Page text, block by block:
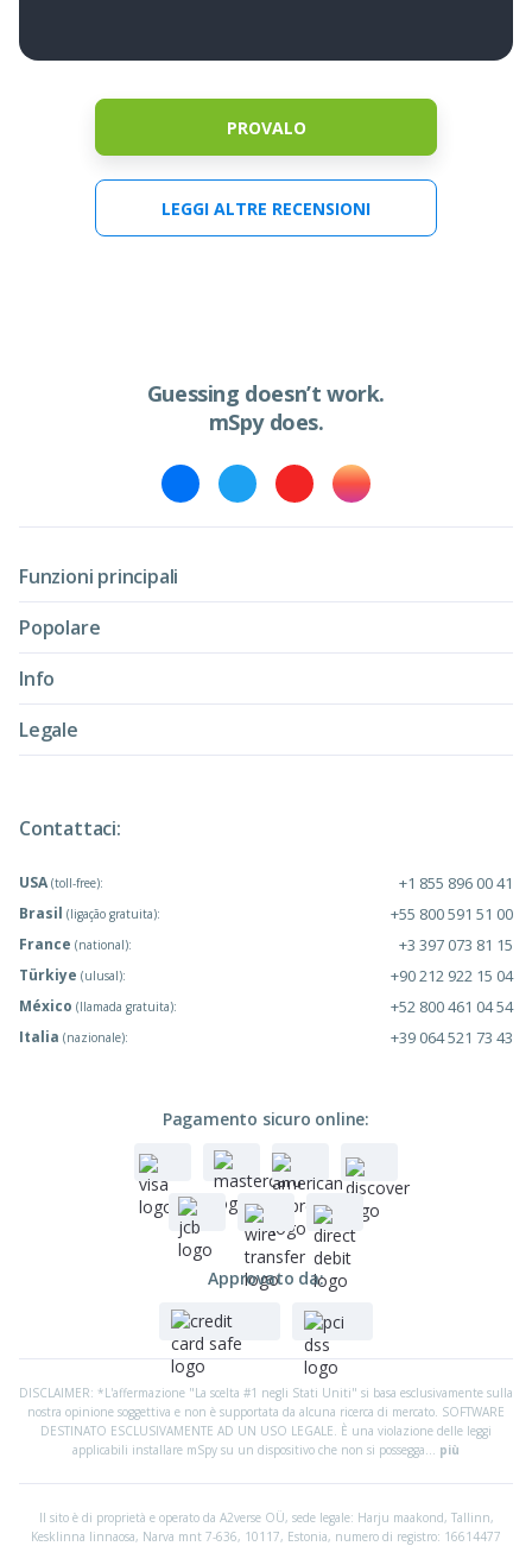
PROVALO
LEGGI ALTRE RECENSIONI
Guessing doesn’t work.
mSpy does.
Funzioni principali
Popolare
Info
Legale
Contattaci:
USA (toll-free): +1 855 896 00 41
Brasil (ligação gratuita): +55 800 591 51 00
France (national): +3 397 073 81 15
Türkiye (ulusal): +90 212 922 15 04
México (llamada gratuita): +52 800 461 04 54
Italia (nazionale): +39 064 521 73 43
Pagamento sicuro online:
Approvato da:
DISCLAIMER: *L'affermazione "La scelta #1 negli Stati Uniti" si basa esclusivamente sulla
nostra opinione soggettiva e non è supportata da alcuna ricerca di mercato. SOFTWARE
DESTINATO ESCLUSIVAMENTE AD UN USO LEGALE. È una violazione delle leggi
applicabili installare mSpy su un dispositivo che non si possegga... più
Il sito è di proprietà e operato da A2verse OÜ, sede legale: Harju maakond, Tallinn,
Kesklinna linnaosa, Narva mnt 7-636, 10117, Estonia, numero di registro: 16614477